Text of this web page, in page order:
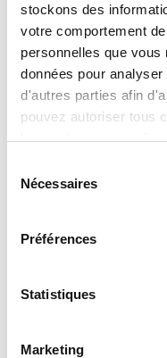
stockons des
votre comportement
personnelles que
données pour
d'autres parties afin
pouvez autoriser tous
les cookies vous-
plus d'informations
et les parties avec
règlementICI
Nécessaires
Préférences
Statistiques
Marketing
Veuillez vous
commande
Commandez avec
Calculez avec les
LISTE DE PRIX BRUT
CARACTÉRISTIQUES